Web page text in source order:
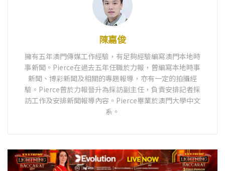
陳嘉俊
擁有五年澳門傳媒工作經驗，有足夠經驗編寫澳門本地時
事新聞。Pierce在過去五年任職於力報，曾編寫本地時事
新聞、博彩新聞及相關的專題報導，亦有一定的拍攝經
驗。Pierce曾於力報晉升為採訪副主任，負責安排記者採
訪工作及安排新聞報導內容。Pierce畢業於澳門大學中文
系。